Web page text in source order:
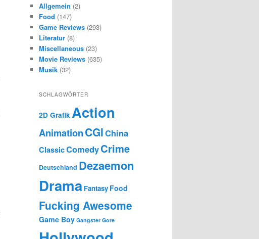
Allgemein (2)
Food (147)
Game Reviews (293)
Literatur (8)
Miscellaneous (23)
Movie Reviews (635)
Musik (32)
SCHLAGWÖRTER
2D GrafikAction
AnimationCGIChina
ClassicComedyCrime
Deutschland Dezaemon
Drama Fantasy Food
Fucking Awesome
Game Boy Gangster Gore